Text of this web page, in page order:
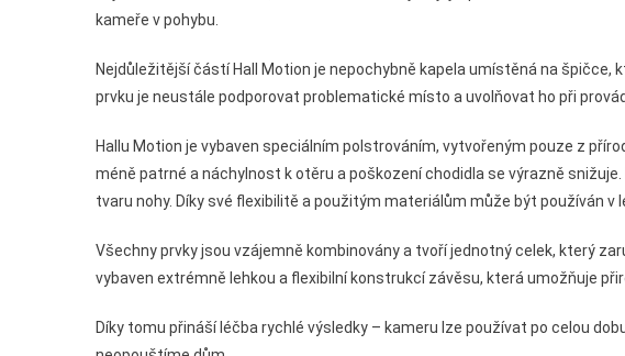
kameře v pohybu.
Nejdůležitější částí Hall Motion je nepochybně kapela umístěná na špičce,
prvku je neustále podporovat problematické místo a uvolňovat ho při
Hallu Motion je vybaven speciálním polstrováním, vytvořeným pouze z
méně patrné a náchylnost k otěru a poškození chodidla se výrazně
tvaru nohy. Díky své flexibilitě a použitým materiálům může být používán v
Všechny prvky jsou vzájemně kombinovány a tvoří jednotný celek, který
vybaven extrémně lehkou a flexibilní konstrukcí závěsu, která umožňuje
Díky tomu přináší léčba rychlé výsledky – kameru lze používat po celou